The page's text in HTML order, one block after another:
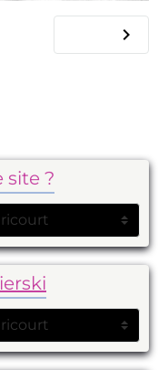
site ?